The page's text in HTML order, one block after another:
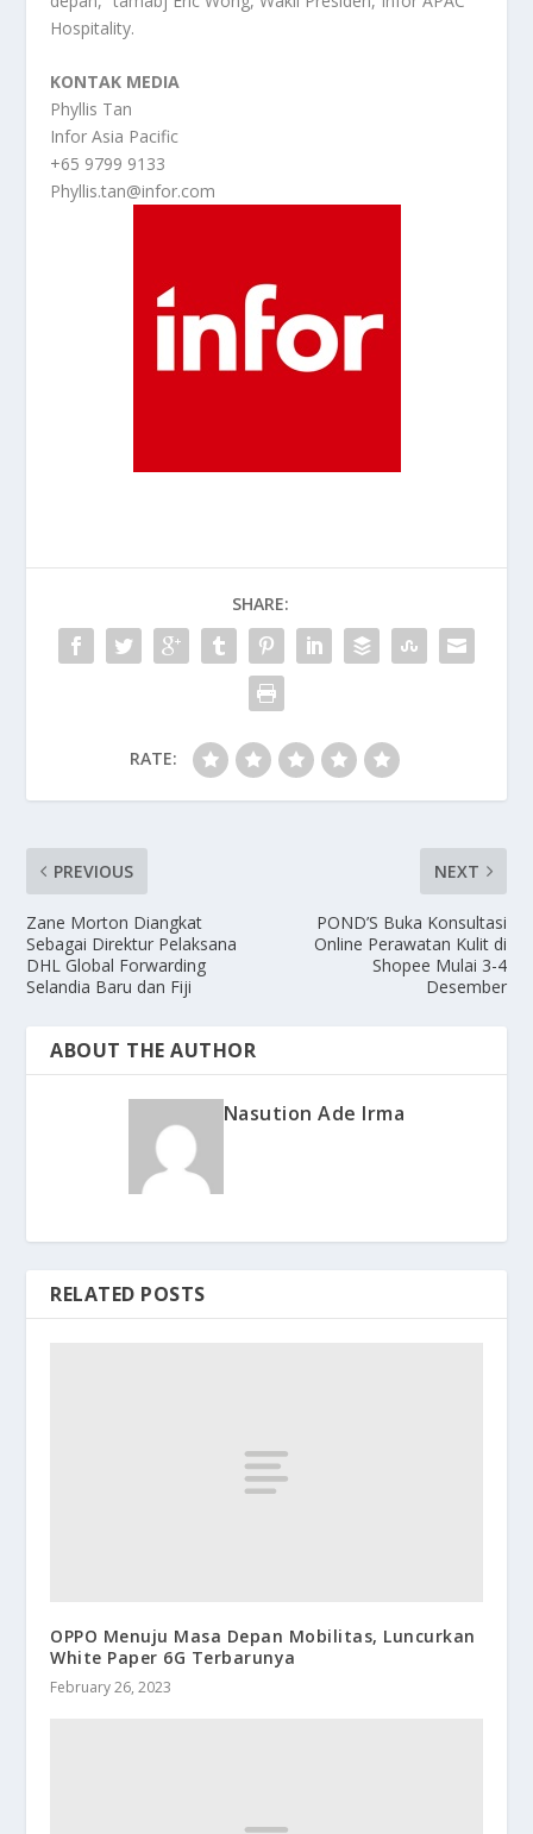
Hospitality.
KONTAK MEDIA
Phyllis Tan
Infor Asia Pacific
+65 9799 9133
Phyllis.tan@infor.com
SHARE:
RATE:
PREVIOUS
Zane Morton Diangkat
Sebagai Direktur Pelaksana
DHL Global Forwarding
Selandia Baru dan Fiji
NEXT
POND’S Buka Konsultasi
Online Perawatan Kulit di
Shopee Mulai 3-4
Desember
ABOUT THE AUTHOR
Nasution Ade Irma
RELATED POSTS
OPPO Menuju Masa Depan Mobilitas, Luncurkan
White Paper 6G Terbarunya
February 26, 2023